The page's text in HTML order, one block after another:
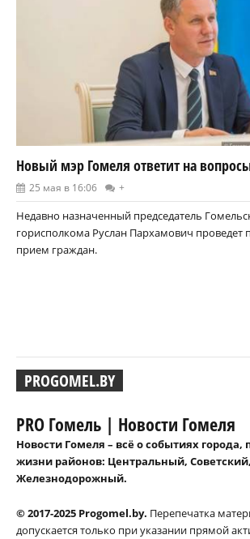
Новый мэр Гомеля ответит на
25 мая в 16:06 +
Недавно назначенный председатель
горисполкома Руслан Пархамович
прием граждан.
PROGOMEL.BY
PRO Гомель | Новости Гомеля
Новости Гомеля – всё о событиях
жизни районов: Центральный,
Железнодорожный.
© 2017-2025 Progomel.by. Перепечатка
допускается только при указании прямой